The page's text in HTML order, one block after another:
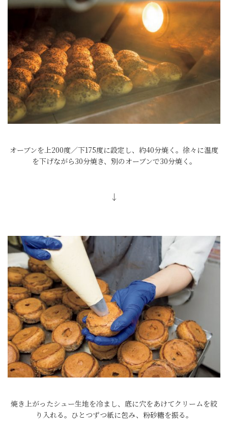
オーブンを上200度／下175度に設定し、約40分焼く。徐々に温度
を下げながら30分焼き、別のオーブンで30分焼く。
↓
焼き上がったシュー生地を冷まし、底に穴をあけてクリームを絞
り入れる。ひとつずつ紙に包み、粉砂糖を振る。